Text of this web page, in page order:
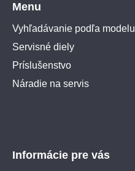
Menu
Vyhľadávanie podľa modelu
Servisné diely
Príslušenstvo
Náradie na servis
Informácie pre vás